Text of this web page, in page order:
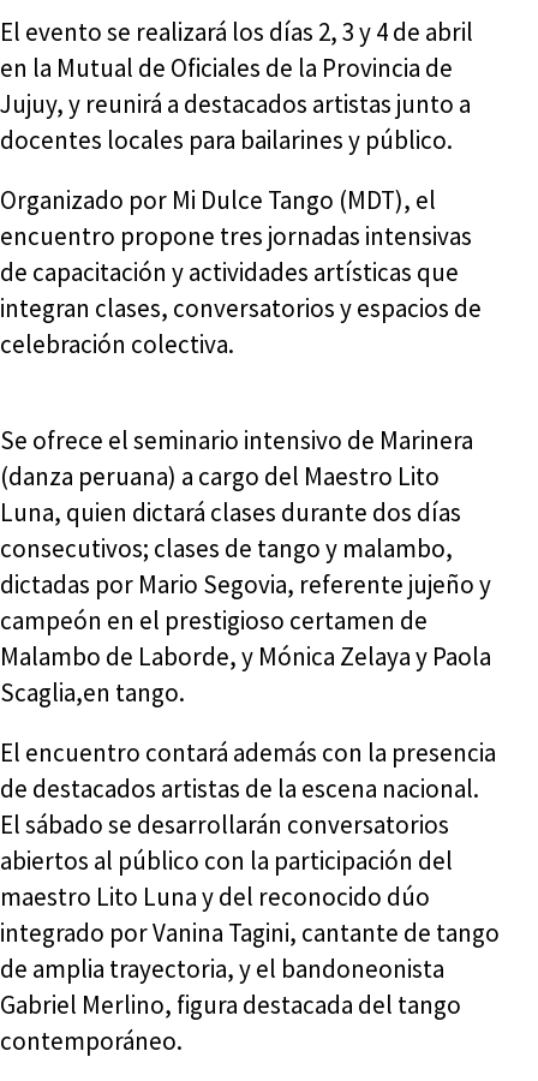
El evento se realizará los días 2, 3 y 4 de abril
en la Mutual de Oficiales de la Provincia de
Jujuy, y reunirá a destacados artistas junto a
docentes locales para bailarines y público.
Organizado por Mi Dulce Tango (MDT), el
encuentro propone tres jornadas intensivas
de capacitación y actividades artísticas que
integran clases, conversatorios y espacios de
celebración colectiva.
Se ofrece el seminario intensivo de Marinera
(danza peruana) a cargo del Maestro Lito
Luna, quien dictará clases durante dos días
consecutivos; clases de tango y malambo,
dictadas por Mario Segovia, referente jujeño y
campeón en el prestigioso certamen de
Malambo de Laborde, y Mónica Zelaya y Paola
Scaglia,en tango.
El encuentro contará además con la presencia
de destacados artistas de la escena nacional.
El sábado se desarrollarán conversatorios
abiertos al público con la participación del
maestro Lito Luna y del reconocido dúo
integrado por Vanina Tagini, cantante de tango
de amplia trayectoria, y el bandoneonista
Gabriel Merlino, figura destacada del tango
contemporáneo.